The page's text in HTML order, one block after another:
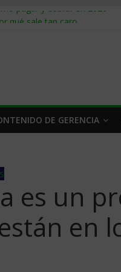
pagar y cobrar en 2026
suministro: qué hacer
segmentarlo y venderle
DE GERENCIA
es un
en